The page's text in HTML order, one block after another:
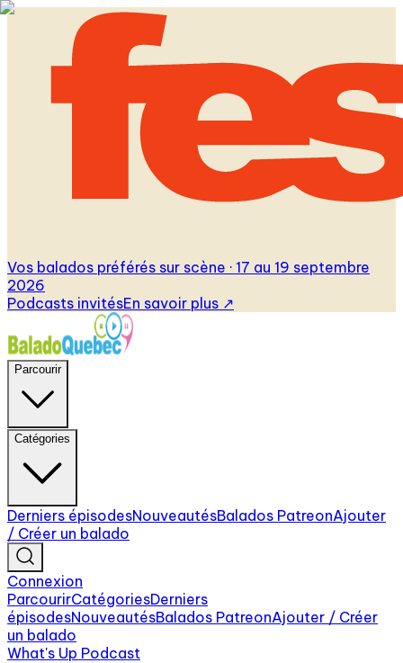
Vos balados préférés sur scène · 17 au 19 septembre
2026
Podcasts invitésEn savoir plus ↗
Parcourir
Catégories
Derniers épisodesNouveautésBalados PatreonAjouter
/ Créer un balado
Connexion
ParcourirCatégoriesDerniers
épisodesNouveautésBalados PatreonAjouter / Créer
un balado
What's Up Podcast